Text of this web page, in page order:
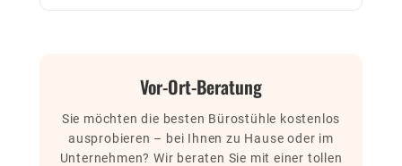
Vor-Ort-Beratung
Sie möchten die besten Bürostühle kostenlos
ausprobieren – bei Ihnen zu Hause oder im
Unternehmen? Wir beraten Sie mit einer tollen